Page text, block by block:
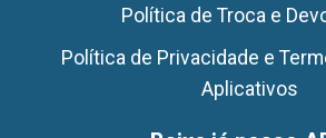
Política de Troca e
Política de Privacidade e
Aplicativos